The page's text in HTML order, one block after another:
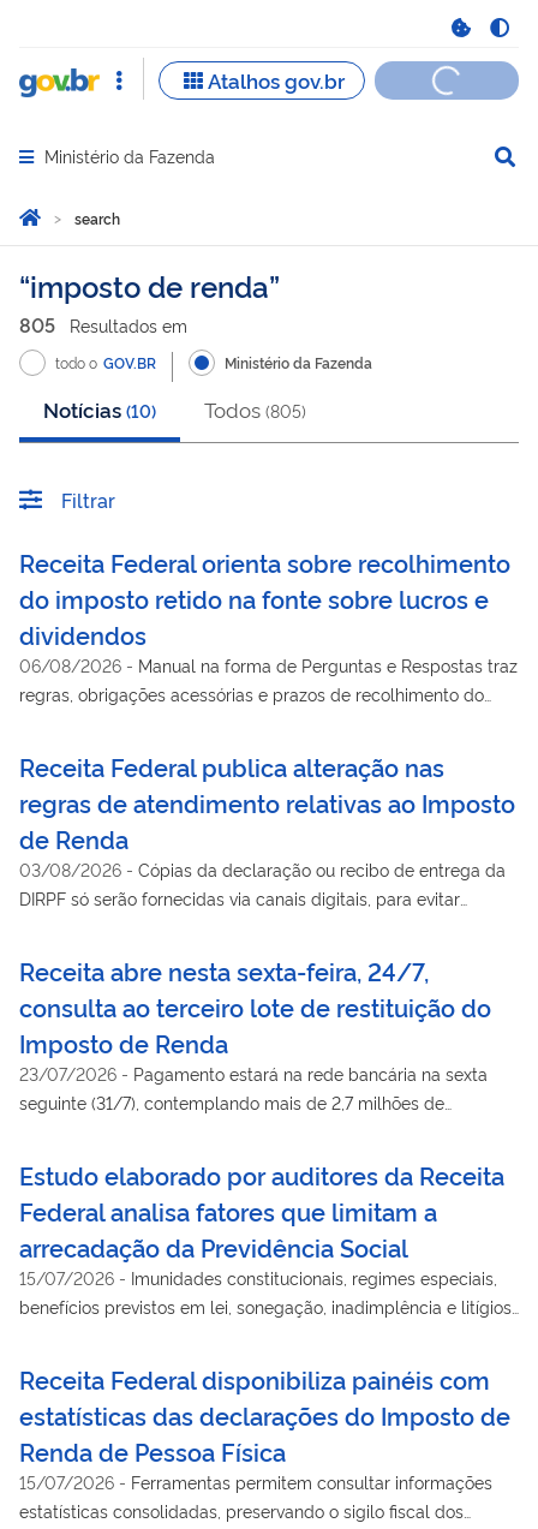
Abrir menu principal de navegação
Ministério da Fazenda
Você está aqui:
Iniciosearch
search
imposto de renda
805 Resultados em
todo o GOV.BR Ministério da Fazenda
Notícias (10) Todos (805)
Filtrar
Receita Federal orienta sobre recolhimento
do imposto retido na fonte sobre lucros e
dividendos
06/08/2026 - Manual na forma de Perguntas e Respostas traz
regras, obrigações acessórias e prazos de recolhimento do
Receita Federal publica alteração nas
regras de atendimento relativas ao Imposto
de Renda
03/08/2026 - Cópias da declaração ou recibo de entrega da
DIRPF só serão fornecidas via canais digitais, para evitar
Receita abre nesta sexta-feira, 24/7,
consulta ao terceiro lote de restituição do
Imposto de Renda
23/07/2026 - Pagamento estará na rede bancária na sexta
seguinte (31/7), contemplando mais de 2,7 milhões de
Estudo elaborado por auditores da Receita
Federal analisa fatores que limitam a
arrecadação da Previdência Social
15/07/2026 - Imunidades constitucionais, regimes especiais,
benefícios previstos em lei, sonegação, inadimplência e litígios
Receita Federal disponibiliza painéis com
estatísticas das declarações do Imposto de
Renda de Pessoa Física
15/07/2026 - Ferramentas permitem consultar informações
estatísticas consolidadas, preservando o sigilo fiscal dos